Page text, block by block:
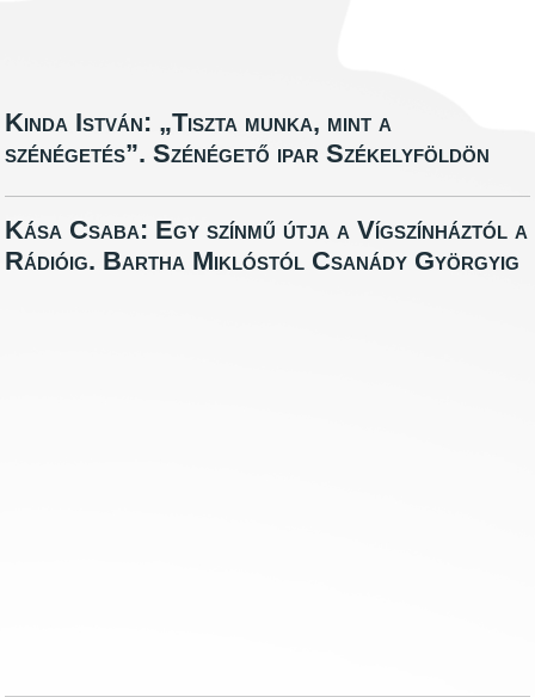
Kinda István: „Tiszta munka, mint a
szénégetés”. Szénégető ipar Székelyföldön
Kása Csaba: Egy színmű útja a Vígszínháztól a
Rádióig. Bartha Miklóstól Csanády Györgyig